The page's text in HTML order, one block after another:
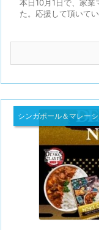
本日10月1日で、家業
た。応援して頂いて
シンガポール＆マレー